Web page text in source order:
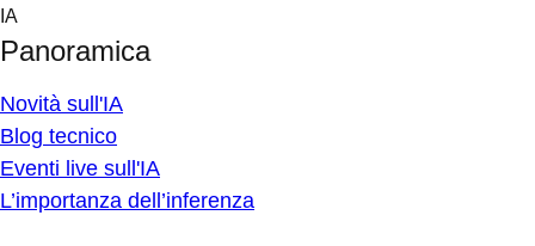
Skip
content
IA
Panoramica
Novità sull'IA
Blog tecnico
Eventi live sull'IA
L’importanza dell’inferenza